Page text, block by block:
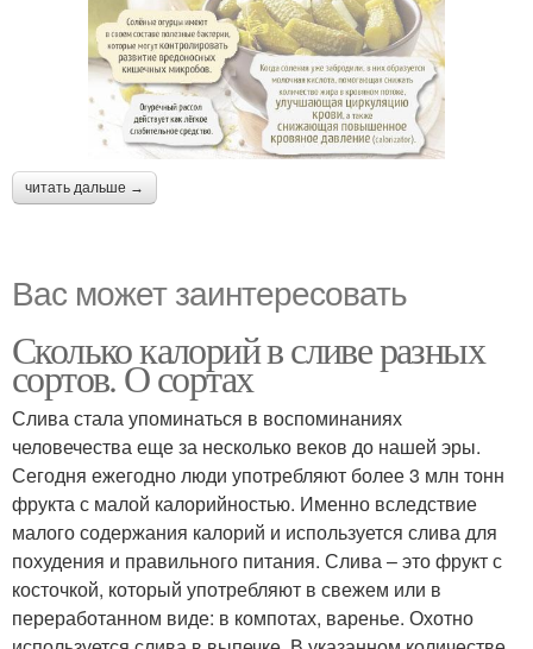
читать дальше →
Вас может заинтересовать
Сколько калорий в сливе разных
сортов. О сортах
Слива стала упоминаться в воспоминаниях
человечества еще за несколько веков до нашей эры.
Сегодня ежегодно люди употребляют более 3 млн тонн
фрукта с малой калорийностью. Именно вследствие
малого содержания калорий и используется слива для
похудения и правильного питания. Слива – это фрукт с
косточкой, который употребляют в свежем или в
переработанном виде: в компотах, варенье. Охотно